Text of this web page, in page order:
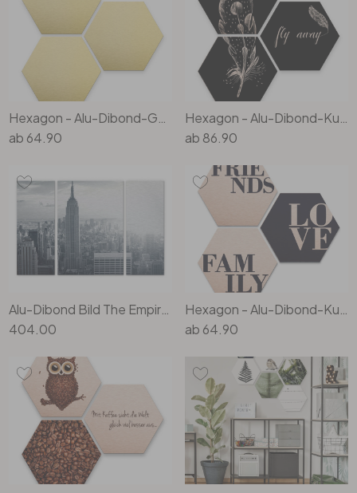
Büro
Bad
Eingangsbereich
ab 64.90
ab 86.90
404.00
ab 64.90